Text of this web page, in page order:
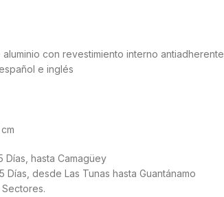
con revestimiento interno antiadherente
e inglés
Días, hasta Camagüey
Días, desde Las Tunas hasta Guantánamo